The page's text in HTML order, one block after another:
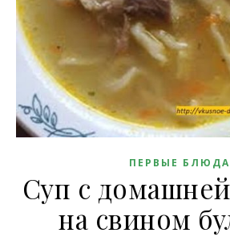
ПЕРВЫЕ БЛЮДА
Суп с
на свином